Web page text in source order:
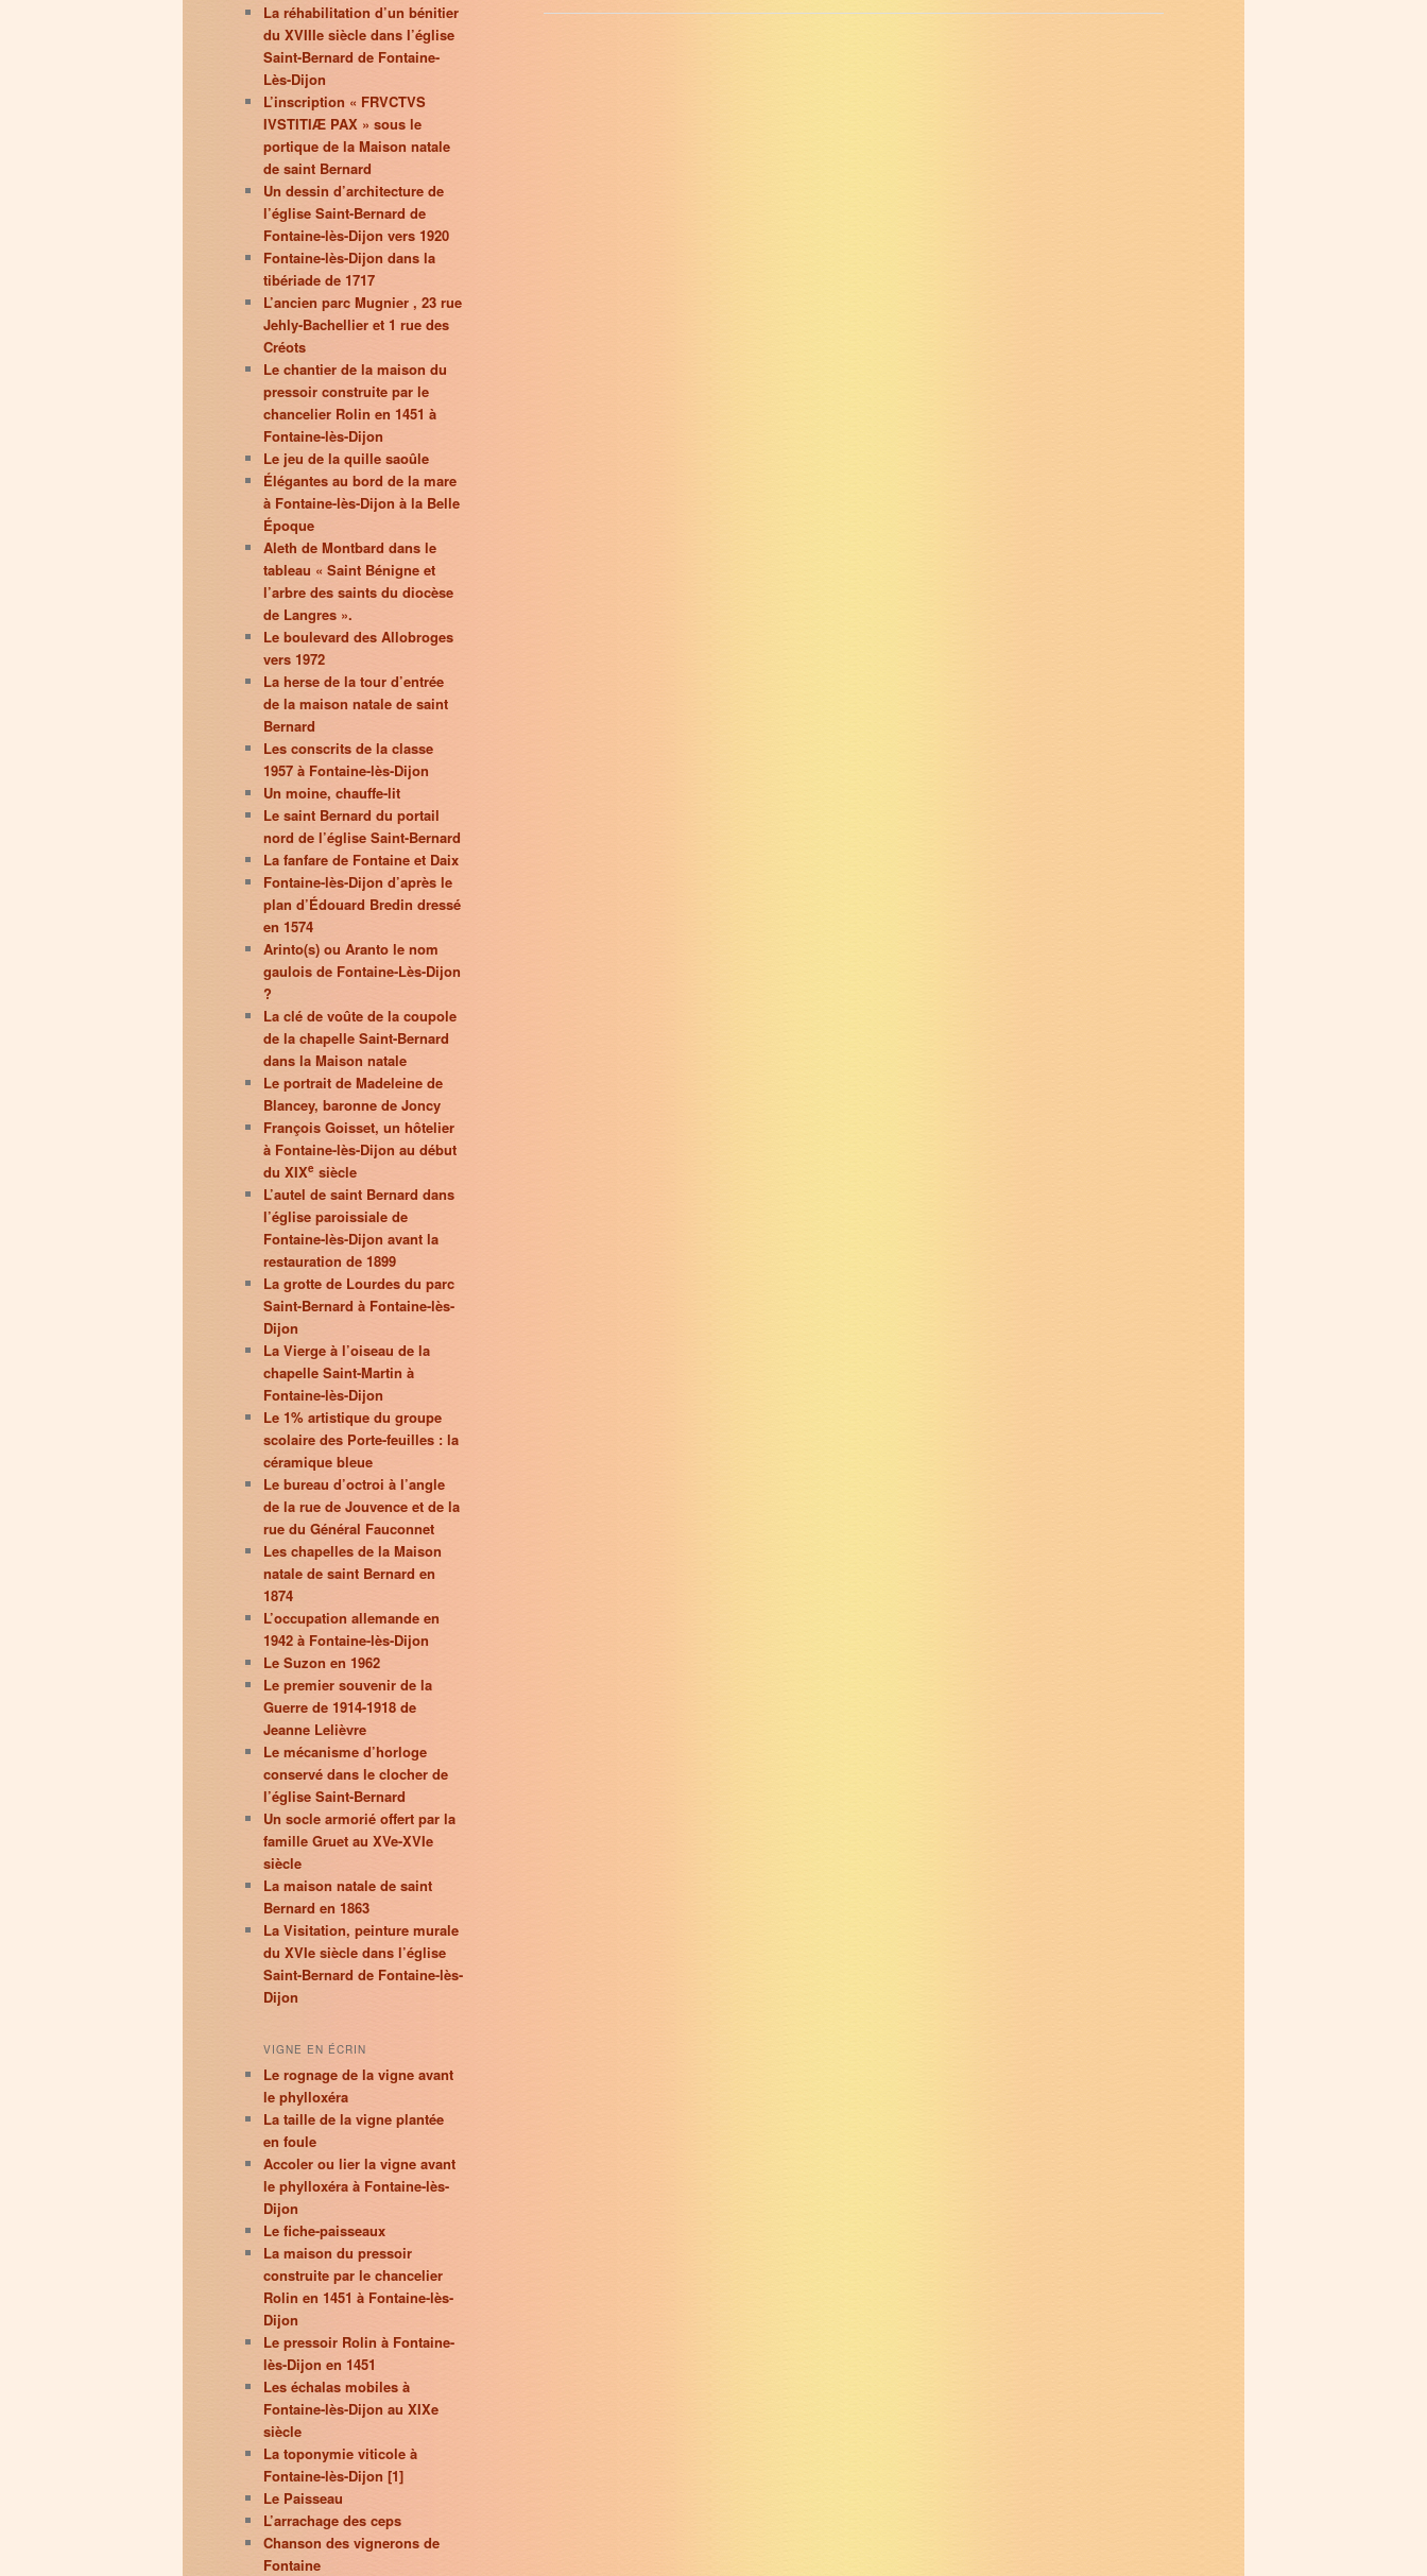
La réhabilitation d’un bénitier
du XVIIIe siècle dans l’église
Saint-Bernard de Fontaine-
Lès-Dijon
L’inscription « FRVCTVS
IVSTITIÆ PAX » sous le
portique de la Maison natale
de saint Bernard
Un dessin d’architecture de
l’église Saint-Bernard de
Fontaine-lès-Dijon vers 1920
Fontaine-lès-Dijon dans la
tibériade de 1717
L’ancien parc Mugnier , 23 rue
Jehly-Bachellier et 1 rue des
Créots
Le chantier de la maison du
pressoir construite par le
chancelier Rolin en 1451 à
Fontaine-lès-Dijon
Le jeu de la quille saoûle
Élégantes au bord de la mare
à Fontaine-lès-Dijon à la Belle
Époque
Aleth de Montbard dans le
tableau « Saint Bénigne et
l’arbre des saints du diocèse
de Langres ».
Le boulevard des Allobroges
vers 1972
La herse de la tour d’entrée
de la maison natale de saint
Bernard
Les conscrits de la classe
1957 à Fontaine-lès-Dijon
Un moine, chauffe-lit
Le saint Bernard du portail
nord de l’église Saint-Bernard
La fanfare de Fontaine et Daix
Fontaine-lès-Dijon d’après le
plan d’Édouard Bredin dressé
en 1574
Arinto(s) ou Aranto le nom
gaulois de Fontaine-Lès-Dijon
?
La clé de voûte de la coupole
de la chapelle Saint-Bernard
dans la Maison natale
Le portrait de Madeleine de
Blancey, baronne de Joncy
François Goisset, un hôtelier
à Fontaine-lès-Dijon au début
du XIXe siècle
L’autel de saint Bernard dans
l’église paroissiale de
Fontaine-lès-Dijon avant la
restauration de 1899
La grotte de Lourdes du parc
Saint-Bernard à Fontaine-lès-
Dijon
La Vierge à l’oiseau de la
chapelle Saint-Martin à
Fontaine-lès-Dijon
Le 1% artistique du groupe
scolaire des Porte-feuilles : la
céramique bleue
Le bureau d’octroi à l’angle
de la rue de Jouvence et de la
rue du Général Fauconnet
Les chapelles de la Maison
natale de saint Bernard en
1874
L’occupation allemande en
1942 à Fontaine-lès-Dijon
Le Suzon en 1962
Le premier souvenir de la
Guerre de 1914-1918 de
Jeanne Lelièvre
Le mécanisme d’horloge
conservé dans le clocher de
l’église Saint-Bernard
Un socle armorié offert par la
famille Gruet au XVe-XVIe
siècle
La maison natale de saint
Bernard en 1863
La Visitation, peinture murale
du XVIe siècle dans l’église
Saint-Bernard de Fontaine-lès-
Dijon
VIGNE EN ÉCRIN
Le rognage de la vigne avant
le phylloxéra
La taille de la vigne plantée
en foule
Accoler ou lier la vigne avant
le phylloxéra à Fontaine-lès-
Dijon
Le fiche-paisseaux
La maison du pressoir
construite par le chancelier
Rolin en 1451 à Fontaine-lès-
Dijon
Le pressoir Rolin à Fontaine-
lès-Dijon en 1451
Les échalas mobiles à
Fontaine-lès-Dijon au XIXe
siècle
La toponymie viticole à
Fontaine-lès-Dijon [1]
Le Paisseau
L’arrachage des ceps
Chanson des vignerons de
Fontaine